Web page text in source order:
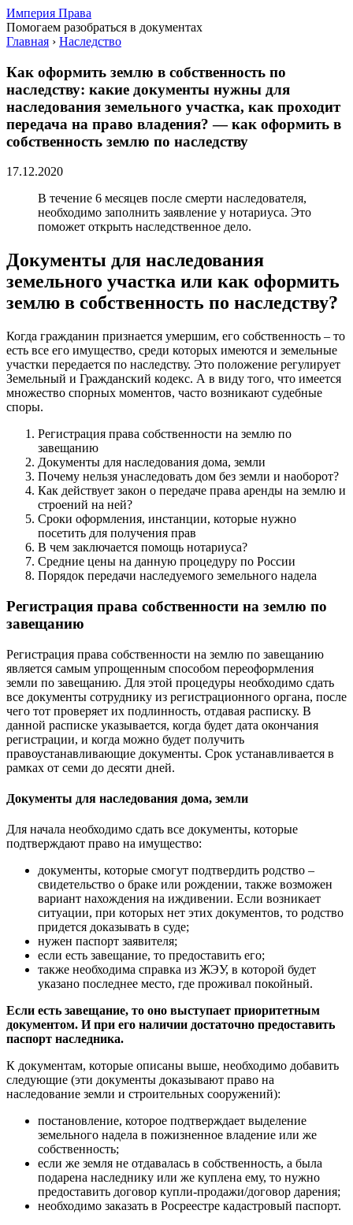
Империя Права
Помогаем разобраться в документах
Главная › Наследство
Как оформить землю в собственность по
наследству: какие документы нужны для
наследования земельного участка, как проходит
передача на право владения? — как оформить в
собственность землю по наследству
17.12.2020
В течение 6 месяцев после смерти наследователя,
необходимо заполнить заявление у нотариуса. Это
поможет открыть наследственное дело.
Документы для наследования
земельного участка или как оформить
землю в собственность по наследству?
Когда гражданин признается умершим, его собственность – то
есть все его имущество, среди которых имеются и земельные
участки передается по наследству. Это положение регулирует
Земельный и Гражданский кодекс. А в виду того, что имеется
множество спорных моментов, часто возникают судебные
споры.
Регистрация права собственности на землю по
завещанию
Документы для наследования дома, земли
Почему нельзя унаследовать дом без земли и наоборот?
Как действует закон о передаче права аренды на землю и
строений на ней?
Сроки оформления, инстанции, которые нужно
посетить для получения прав
В чем заключается помощь нотариуса?
Средние цены на данную процедуру по России
Порядок передачи наследуемого земельного надела
Регистрация права собственности на землю по
завещанию
Регистрация права собственности на землю по завещанию
является самым упрощенным способом переоформления
земли по завещанию. Для этой процедуры необходимо сдать
все документы сотруднику из регистрационного органа, после
чего тот проверяет их подлинность, отдавая расписку. В
данной расписке указывается, когда будет дата окончания
регистрации, и когда можно будет получить
правоустанавливающие документы. Срок устанавливается в
рамках от семи до десяти дней.
Документы для наследования дома, земли
Для начала необходимо сдать все документы, которые
подтверждают право на имущество:
документы, которые смогут подтвердить родство –
свидетельство о браке или рождении, также возможен
вариант нахождения на иждивении. Если возникает
ситуации, при которых нет этих документов, то родство
придется доказывать в суде;
нужен паспорт заявителя;
если есть завещание, то предоставить его;
также необходима справка из ЖЭУ, в которой будет
указано последнее место, где проживал покойный.
Если есть завещание, то оно выступает приоритетным
документом. И при его наличии достаточно предоставить
паспорт наследника.
К документам, которые описаны выше, необходимо добавить
следующие (эти документы доказывают право на
наследование земли и строительных сооружений):
постановление, которое подтверждает выделение
земельного надела в пожизненное владение или же
собственность;
если же земля не отдавалась в собственность, а была
подарена наследнику или же куплена ему, то нужно
предоставить договор купли-продажи/договор дарения;
необходимо заказать в Росреестре кадастровый паспорт.